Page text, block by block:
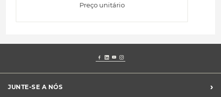
Preço unitário
JUNTE-SE A NÓS ›